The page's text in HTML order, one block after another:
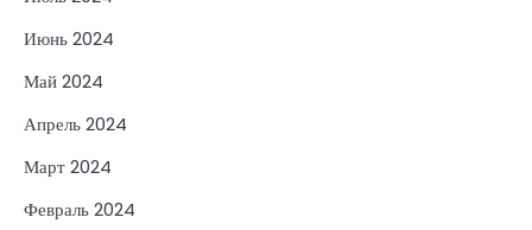
Июнь 2024
Май 2024
Апрель 2024
Март 2024
Февраль 2024